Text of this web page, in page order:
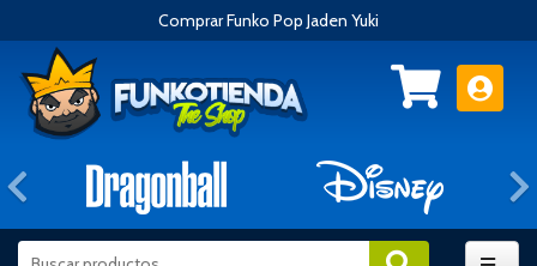
Comprar Funko Pop Jaden Yuki
Anterior